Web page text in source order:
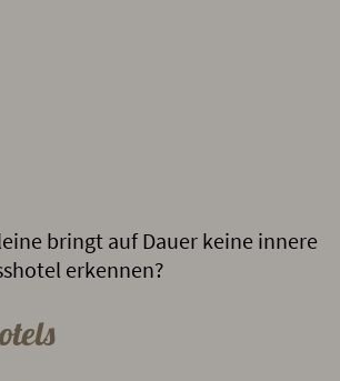
bringt auf Dauer keine innere
erkennen?